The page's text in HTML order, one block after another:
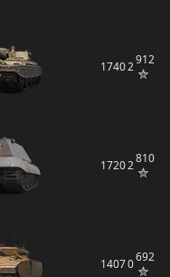
17402912
17202810
14070692